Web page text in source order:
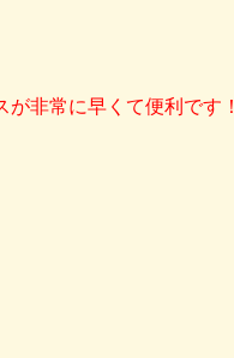
非常に早くて便利です！